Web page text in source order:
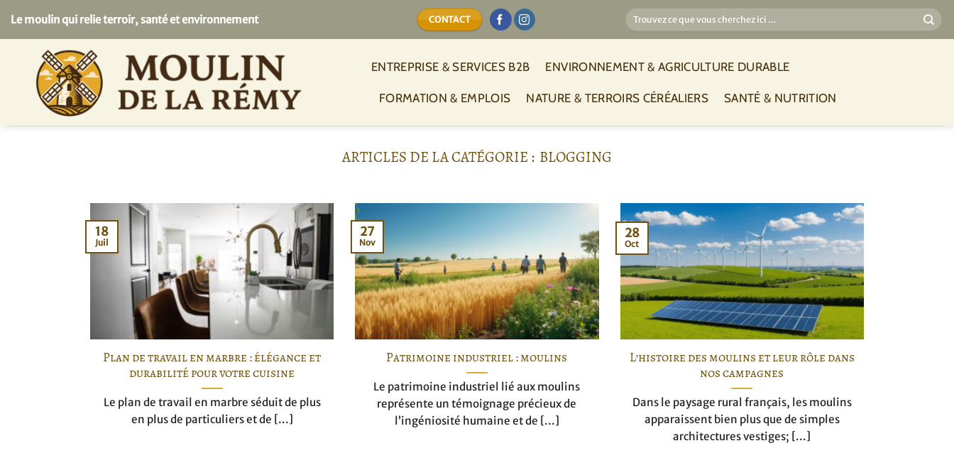
au
Le moulin qui relie terroir, santé et environnement CONTACT
ENTREPRISE & SERVICES B2B ENVIRONNEMENT & AGRICULTURE DURABLE
FORMATION & EMPLOIS NATURE & TERROIRS CÉRÉALIERS SANTÉ & NUTRITION
BLOGGING
Plan de travail en marbre : élégance et
durabilité pour votre cuisine
Le plan de travail en marbre séduit de plus
en plus de particuliers et de [...]
18
Juil
Patrimoine industriel : moulins
Le patrimoine industriel lié aux moulins
représente un témoignage précieux de
l’ingéniosité humaine et de [...]
27
Nov
L’histoire des moulins et leur rôle dans
nos campagnes
Dans le paysage rural français, les moulins
apparaissent bien plus que de simples
architectures vestiges; [...]
28
Oct